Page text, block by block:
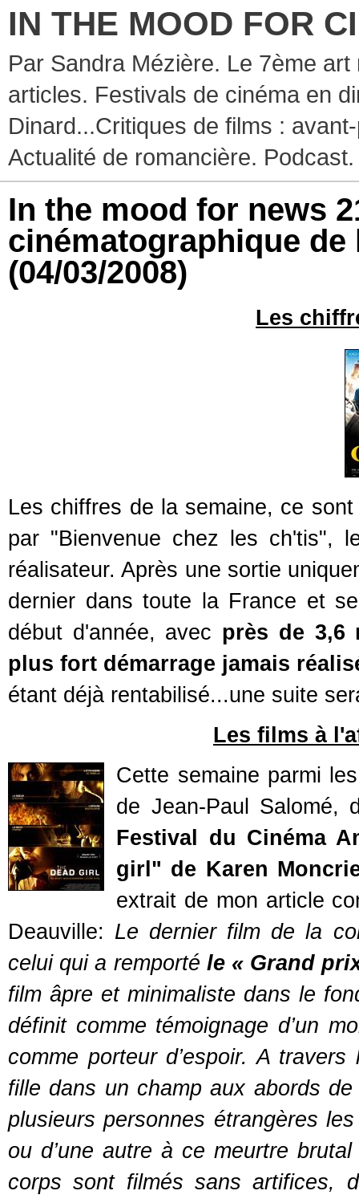
IN THE MOOD FOR
Par Sandra Mézière. Le 7ème
articles. Festivals de cinéma en
Dinard...Critiques de films :
Actualité de romancière. Podcast.
In the mood for news
cinématographique de
(04/03/2008)
Les
Les chiffres de la semaine, ce
par "Bienvenue chez les ch'tis",
réalisateur. Après une sortie
dernier dans toute la France et
début d'année, avec près de 3,6
plus fort démarrage jamais
étant déjà rentabilisé...une suite
Les films à
Cette semaine parmi
de Jean-Paul
Festival du Cinéma
girl" de Karen
extrait de mon article
Deauville: Le dernier film de la
celui qui a remporté le « Grand
film âpre et minimaliste dans le
définit comme témoignage d’un
comme porteur d’espoir. A
fille dans un champ aux abords
plusieurs personnes étrangères
ou d’une autre à ce meurtre
corps sont filmés sans artifices,